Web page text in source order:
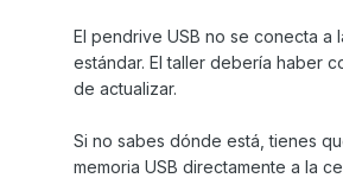
El pendrive USB no se conecta a
estándar. El taller debería haber
de actualizar.
Si no sabes dónde está, tienes
memoria USB directamente a la